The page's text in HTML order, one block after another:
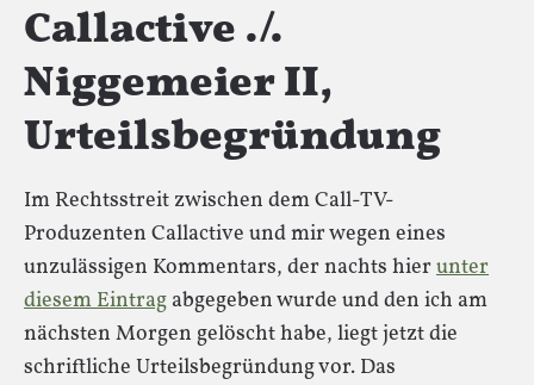
Callactive ./.
Niggemeier II,
Urteilsbegründung
Im Rechtsstreit zwischen dem Call-TV-
Produzenten Callactive und mir wegen eines
unzulässigen Kommentars, der nachts hier unter
diesem Eintrag abgegeben wurde und den ich am
nächsten Morgen gelöscht habe, liegt jetzt die
schriftliche Urteilsbegründung vor. Das